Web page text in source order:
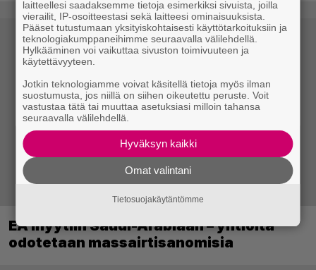
EA myytiin Saudi-Arabiaan – yhtiöltä
odotetaan massairtisanomisia
laitteellesi saadaksemme tietoja esimerkiksi sivuista, joilla
vierailit, IP-osoitteestasi sekä laitteesi ominaisuuksista.
Pääset tutustumaan yksityiskohtaisesti käyttötarkoituksiin ja
teknologiakumppaneihimme seuraavalla välilehdellä.
Hylkääminen voi vaikuttaa sivuston toimivuuteen ja
käytettävyyteen.
Jotkin teknologiamme voivat käsitellä tietoja myös ilman
suostumusta, jos niillä on siihen oikeutettu peruste. Voit
vastustaa tätä tai muuttaa asetuksiasi milloin tahansa
seuraavalla välilehdellä.
Hyväksyn kaikki
Omat valintani
Tietosuojakäytäntömme